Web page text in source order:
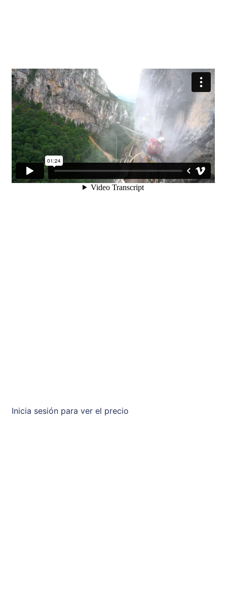
Inicia sesión para ver el precio